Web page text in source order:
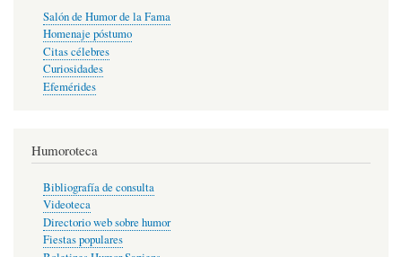
Salón de Humor de la Fama
Homenaje póstumo
Citas célebres
Curiosidades
Efemérides
Humoroteca
Bibliografía de consulta
Videoteca
Directorio web sobre humor
Fiestas populares